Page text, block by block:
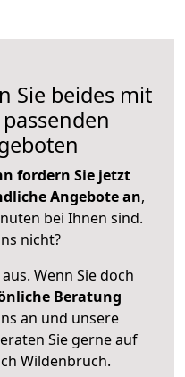
Sie beides mit
fordern Sie jetzt
Angebote an,
bei Ihnen sind.
nicht?
Wenn Sie doch
Beratung
an und unsere
Sie gerne auf
Wildenbruch.